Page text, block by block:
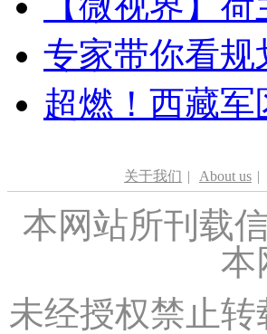
专家带你看规
超燃！西藏
关于我们 | About us |
本网站所刊载
本
未经授权禁止